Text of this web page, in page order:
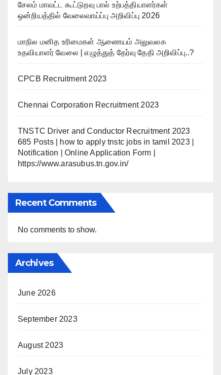
சேலம் மாவட்ட கூட்டுறவு பால் உற்பத்தியாளர்கள்
ஒன்றியத்தில் வேலைவாய்ப்பு அறிவிப்பு 2026
மாநில மனித உரிமைகள் ஆணையம் அலுவலக
உதவியாளர் வேலை | எழுத்துத் தேர்வு தேதி அறிவிப்பு..?
CPCB Recruitment 2023
Chennai Corporation Recruitment 2023
TNSTC Driver and Conductor Recruitment 2023
685 Posts | how to apply tnstc jobs in tamil 2023 |
Notification | Online Application Form |
https://www.arasubus.tn.gov.in/
Recent Comments
No comments to show.
Archives
June 2026
September 2023
August 2023
July 2023